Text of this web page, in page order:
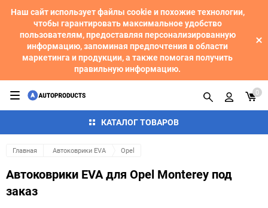
Наш сайт использует файлы cookie и похожие технологии,
чтобы гарантировать максимальное удобство
пользователям, предоставляя персонализированную
информацию, запоминая предпочтения в области
маркетинга и продукции, а также помогая получить
правильную информацию.
КАТАЛОГ ТОВАРОВ
0
Главная Автоковрики EVA Opel
Автоковрики EVA для Opel Monterey под
заказ